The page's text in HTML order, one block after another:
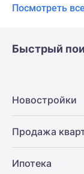
Rutube
Москве
Новостройки
премиум-
класса
Посмотреть
Быстрый
Новостройки
Продажа
Ипотека